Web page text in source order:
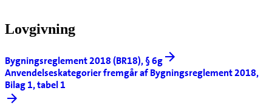
Lovgivning
Bygningsreglement 2018 (BR18), § 6g
Anvendelseskategorier fremgår af Bygningsreglement 2018,
Bilag 1, tabel 1